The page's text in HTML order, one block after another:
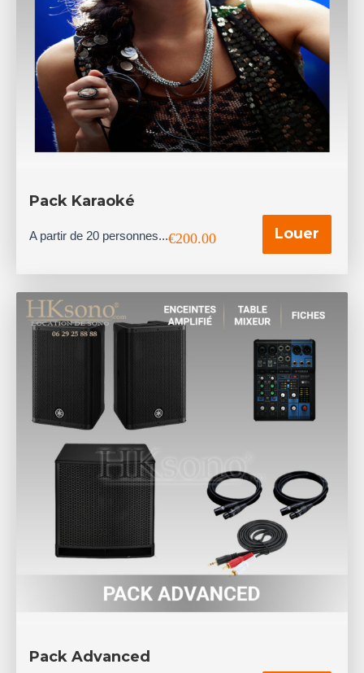
Pack Karaoké
A partir de 20 personnes...€200.00 Louer
Pack Advanced